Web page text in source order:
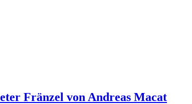
Fränzel von Andreas Macat